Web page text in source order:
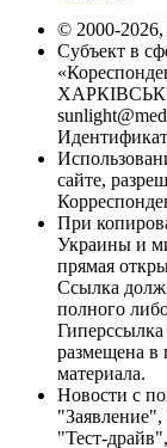
© 2000-2026,
Субъект в
сайте,
При
Украины и
прямая
Ссылка
полного
размещена в
материала.
Новости с
"Тест-